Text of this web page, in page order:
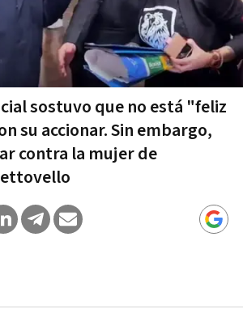
sostuvo que no está "feliz
su accionar. Sin embargo,
contra la mujer de